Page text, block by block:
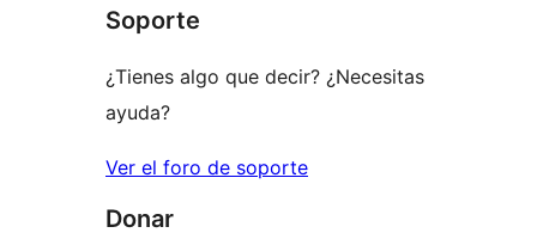
Soporte
¿Tienes algo que decir? ¿Necesitas
ayuda?
Ver el foro de soporte
Donar